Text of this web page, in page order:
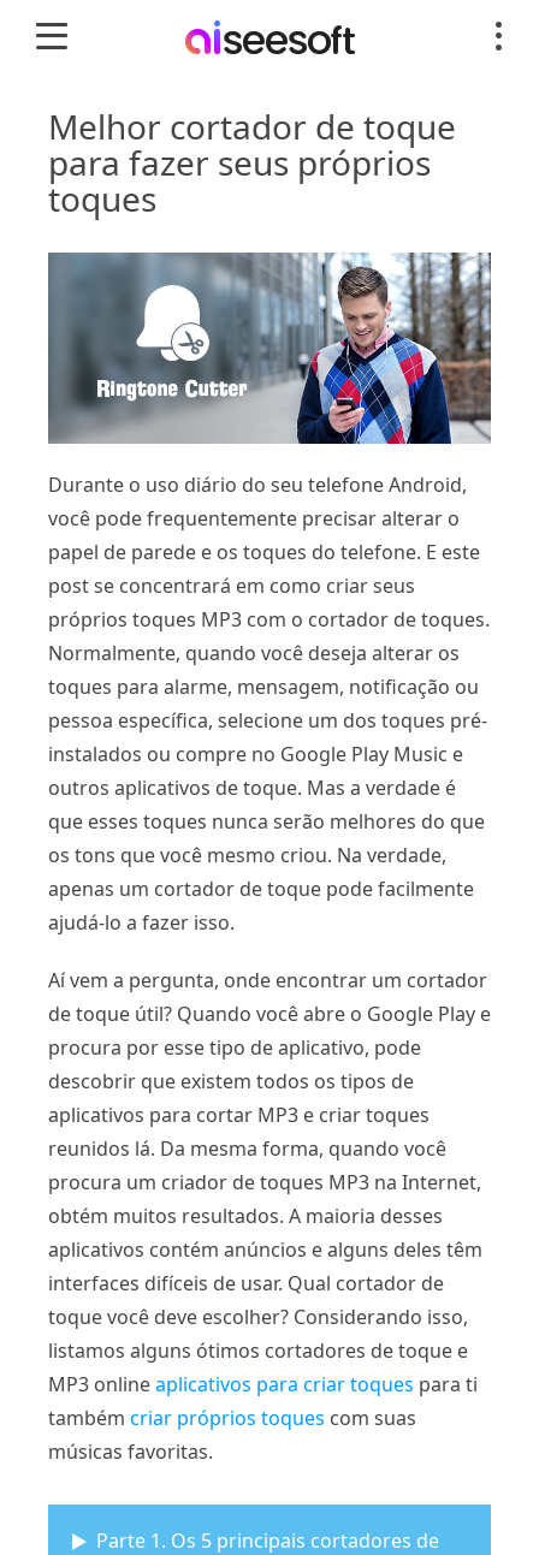
Melhor cortador de toque
para fazer seus próprios
toques
Durante o uso diário do seu telefone Android,
você pode frequentemente precisar alterar o
papel de parede e os toques do telefone. E este
post se concentrará em como criar seus
próprios toques MP3 com o cortador de toques.
Normalmente, quando você deseja alterar os
toques para alarme, mensagem, notificação ou
pessoa específica, selecione um dos toques pré-
instalados ou compre no Google Play Music e
outros aplicativos de toque. Mas a verdade é
que esses toques nunca serão melhores do que
os tons que você mesmo criou. Na verdade,
apenas um cortador de toque pode facilmente
ajudá-lo a fazer isso.
Aí vem a pergunta, onde encontrar um cortador
de toque útil? Quando você abre o Google Play e
procura por esse tipo de aplicativo, pode
descobrir que existem todos os tipos de
aplicativos para cortar MP3 e criar toques
reunidos lá. Da mesma forma, quando você
procura um criador de toques MP3 na Internet,
obtém muitos resultados. A maioria desses
aplicativos contém anúncios e alguns deles têm
interfaces difíceis de usar. Qual cortador de
toque você deve escolher? Considerando isso,
listamos alguns ótimos cortadores de toque e
MP3 onlineaplicativos para criar toques para ti
também criar próprios toques com suas
músicas favoritas.
Parte 1. Os 5 principais cortadores de